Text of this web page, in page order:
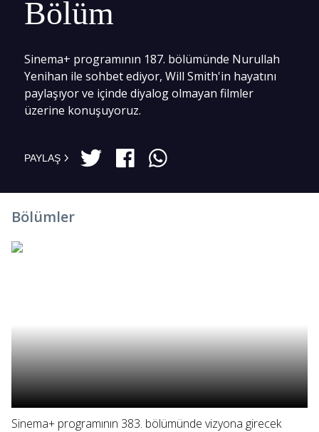
Bölüm
Sinema+ programının 187. bölümünde Nurullah
Yenihan ile sohbet ediyor, Will Smith'in hayatını
paylaşıyor ve içinde diyalog olmayan filmler
üzerine konuşuyoruz.
PAYLAŞ
Bölümler
Sinema+ programının 383. bölümünde vizyona girecek